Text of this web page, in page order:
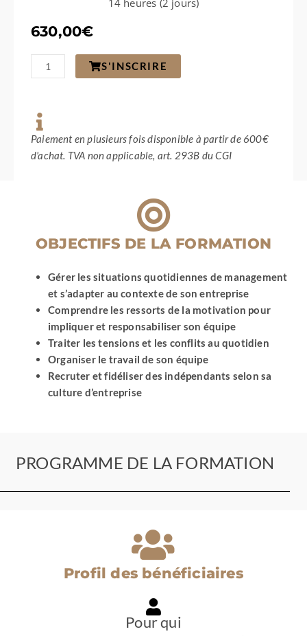
630,00€
un
bien
à
vendre
efficace
S'INSCRIRE
Paiement en plusieurs fois disponible à partir de 600€
d'achat. TVA non applicable, art. 293B du CGI
OBJECTIFS DE LA FORMATION
Gérer les situations quotidiennes de management
et s’adapter au contexte de son entreprise
Comprendre les ressorts de la motivation pour
impliquer et responsabiliser son équipe
Traiter les tensions et les conflits au quotidien
Organiser le travail de son équipe
Recruter et fidéliser des indépendants selon sa
culture d’entreprise
PROGRAMME DE LA FORMATION
Profil des bénéficiaires
Pour qui